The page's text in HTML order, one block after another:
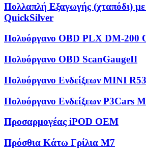
Πολλαπλή Εξαγωγής (χταπόδι)
QuickSilver
Πολυόργανο OBD PLX DM-200
Πολυόργανο OBD ScanGaugeII
Πολυόργανο Ενδείξεων MINI
Πολυόργανο Ενδείξεων P3Cars
Προσαρμογέας iPOD OEM
Πρόσθια Κάτω Γρίλια M7